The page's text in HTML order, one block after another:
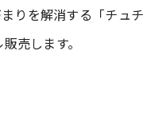
ンルール
りを解消する「チュチ
売します。